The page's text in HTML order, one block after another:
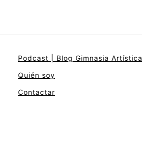
Podcast | Blog Gimnasia Artística
Quién soy
Contactar